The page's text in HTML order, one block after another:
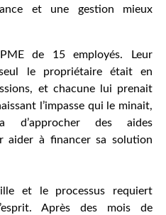
et une gestion mieux
PME de 15 employés. Leur
le propriétaire était en
et chacune lui prenait
l’impasse qui le minait,
d’approcher des aides
aider à financer sa solution
et le processus requiert
Après des mois de